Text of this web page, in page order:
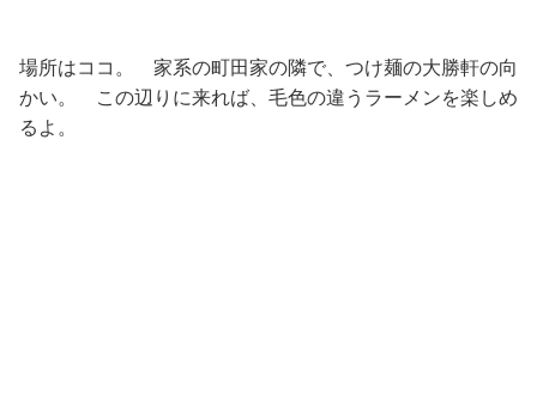
場所はココ。 家系の町田家の隣で、つけ麺の大勝軒の向
かい。 この辺りに来れば、毛色の違うラーメンを楽しめ
るよ。